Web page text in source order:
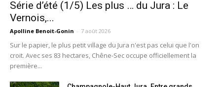
Série d’été (1/5) Les plus … du Jura : Le
Vernois,...
Apolline Benoit-Gonin - 7 août 2026
Sur le papier, le plus petit village du Jura n'est pas celui que l'on
croit. Avec ses 83 hectares, Chêne-Sec occupe officiellement la
première...